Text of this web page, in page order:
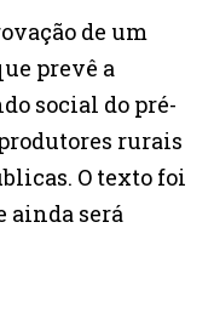
de um
prevê a
social do pré-
rurais
O texto foi
ainda será